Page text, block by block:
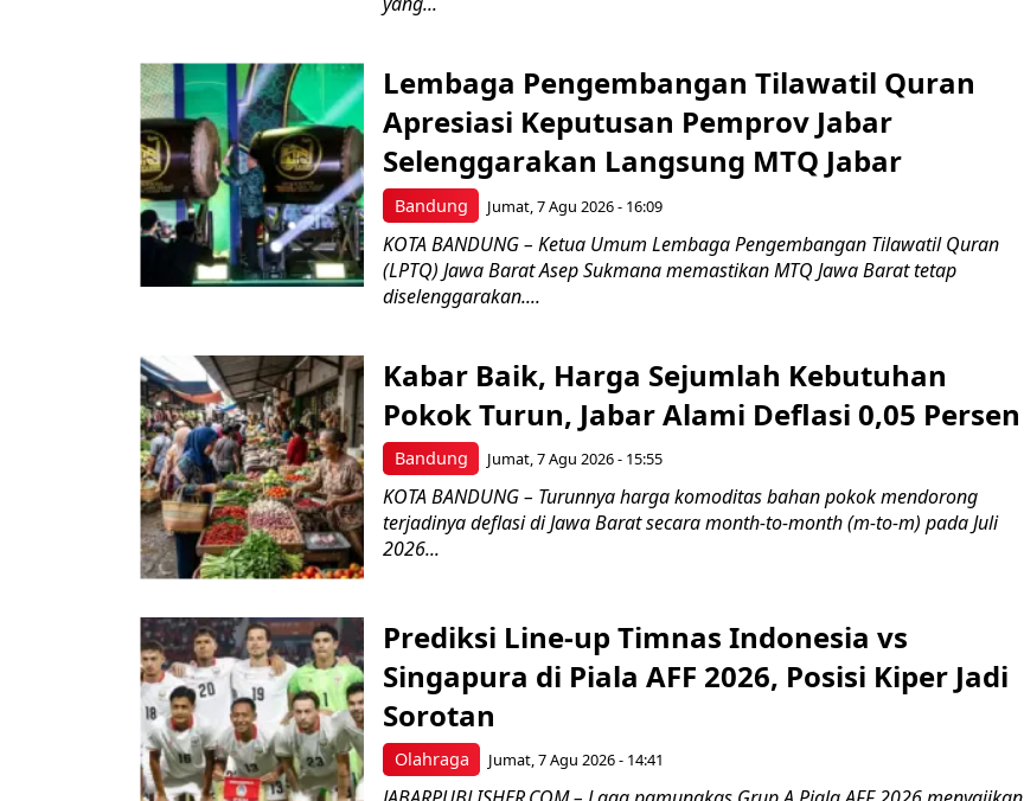
Bandung
Lembaga Pengembangan Tilawatil Quran
Apresiasi Keputusan Pemprov Jabar
Selenggarakan Langsung MTQ Jabar
Jumat, 7 Agu 2026 - 16:09
KOTA BANDUNG – Ketua Umum Lembaga Pengembangan Tilawatil Quran
(LPTQ) Jawa Barat Asep Sukmana memastikan MTQ Jawa Barat tetap
diselenggarakan....
Bandung
Kabar Baik, Harga Sejumlah Kebutuhan
Pokok Turun, Jabar Alami Deflasi 0,05 Persen
Jumat, 7 Agu 2026 - 15:55
KOTA BANDUNG – Turunnya harga komoditas bahan pokok mendorong
terjadinya deflasi di Jawa Barat secara month-to-month (m-to-m) pada Juli
2026...
Olahraga
Prediksi Line-up Timnas Indonesia vs
Singapura di Piala AFF 2026, Posisi Kiper Jadi
Sorotan
Jumat, 7 Agu 2026 - 14:41